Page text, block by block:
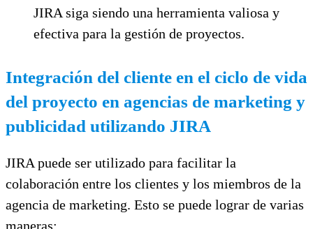
JIRA siga siendo una herramienta valiosa y
efectiva para la gestión de proyectos.
Integración del cliente en el ciclo de vida
del proyecto en agencias de marketing y
publicidad utilizando JIRA
JIRA puede ser utilizado para facilitar la
colaboración entre los clientes y los miembros de la
agencia de marketing. Esto se puede lograr de varias
maneras: